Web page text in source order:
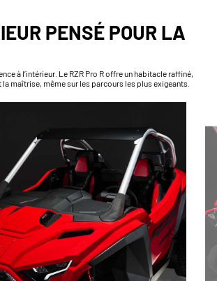
PENSÉ POUR LA
à l’intérieur. Le RZR Pro R offre un habitacle raffiné,
maîtrise, même sur les parcours les plus exigeants.